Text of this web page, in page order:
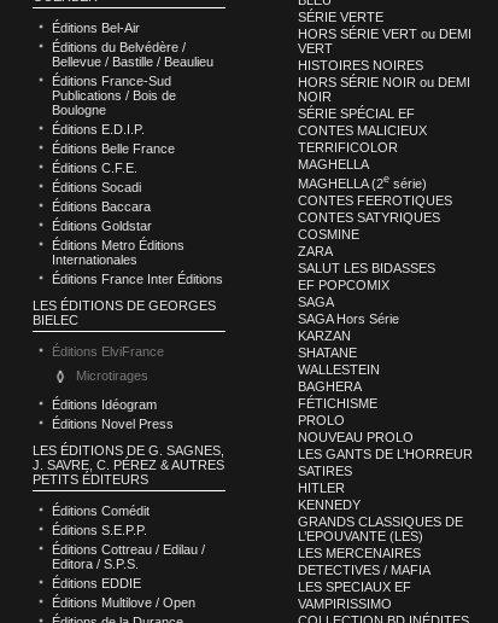
Éditions Bel-Air
Éditions du Belvédère /
Bellevue / Bastille / Beaulieu
Éditions France-Sud
Publications / Bois de
Boulogne
Éditions E.D.I.P.
Éditions Belle France
Éditions C.F.E.
Éditions Socadi
Éditions Baccara
Éditions Goldstar
Éditions Metro Éditions
Internationales
Éditions France Inter Éditions
LES ÉDITIONS DE GEORGES
BIELEC
Éditions ElviFrance
Microtirages
Éditions Idéogram
Éditions Novel Press
LES ÉDITIONS DE G. SAGNES,
J. SAVRE, C. PÉREZ & AUTRES
PETITS ÉDITEURS
Éditions Comédit
Éditions S.E.P.P.
Éditions Cottreau / Edilau /
Editora / S.P.S.
Éditions EDDIE
Éditions Multilove / Open
SÉRIE VERTE
HORS SÉRIE VERT ou DEMI
VERT
HISTOIRES NOIRES
HORS SÉRIE NOIR ou DEMI
NOIR
SÉRIE SPÉCIAL EF
CONTES MALICIEUX
TERRIFICOLOR
MAGHELLA
MAGHELLA (2esérie)
CONTES FEEROTIQUES
CONTES SATYRIQUES
COSMINE
ZARA
SALUT LES BIDASSES
EF POPCOMIX
SAGA
SAGA Hors Série
KARZAN
SHATANE
WALLESTEIN
BAGHERA
FÉTICHISME
PROLO
NOUVEAU PROLO
LES GANTS DE L’HORREUR
SATIRES
HITLER
KENNEDY
GRANDS CLASSIQUES DE
L’EPOUVANTE (LES)
LES MERCENAIRES
DETECTIVES / MAFIA
LES SPECIAUX EF
VAMPIRISSIMO